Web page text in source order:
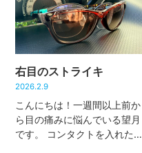
車に積んだら更に大きく見え
る…（苦 […]
右目のストライキ
2026.2.9
こんにちは！一週間以上前か
ら目の痛みに悩んでいる望月
です。 コンタクトを入れた瞬